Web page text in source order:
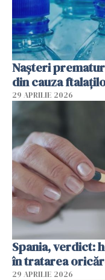
Nașteri
din cauza
29 APRILIE 2026
Spania, verdict:
în tratarea
29 APRILIE 2026